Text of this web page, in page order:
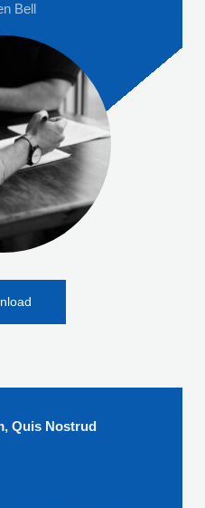
Bell
Quis Nostrud